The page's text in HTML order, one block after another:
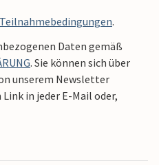
Teilnahmebedingungen.
Daten gemäß
. Sie können sich über
unserem Newsletter
in jeder E-Mail oder,